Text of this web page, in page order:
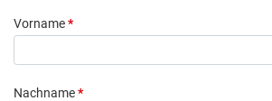
Vorname*
Nachname*